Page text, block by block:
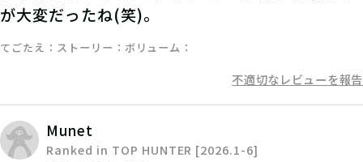
りでチャレンジするもよし、お友達や
家族と協力するのもよし！
064.発見報告をする
が大変だったね(笑)。
てごたえ ストーリー ボリューム
不適切なレビューを報告
Munet
Ranked in TOP HUNTER [2026.1-6]